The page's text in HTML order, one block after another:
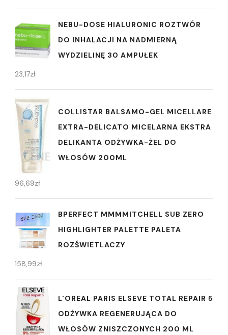
NEBU-DOSE HIALURONIC ROZTWÓR
DO INHALACJI NA NADMIERNĄ
WYDZIELINĘ 30 AMPUŁEK
23,17zł
COLLISTAR BALSAMO-GEL MICELLARE
EXTRA-DELICATO MICELARNA EKSTRA
DELIKANTA ODŻYWKA-ŻEL DO
WŁOSÓW 200ML
96,69zł
BPERFECT MMMMITCHELL SUB ZERO
HIGHLIGHTER PALETTE PALETA
ROZŚWIETLACZY
158,99zł
L'OREAL PARIS ELSEVE TOTAL REPAIR 5
ODŻYWKA REGENERUJĄCA DO
WŁOSÓW ZNISZCZONYCH 200 ML